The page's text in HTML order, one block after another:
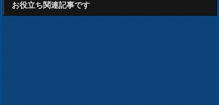
お役立ち関連記事です